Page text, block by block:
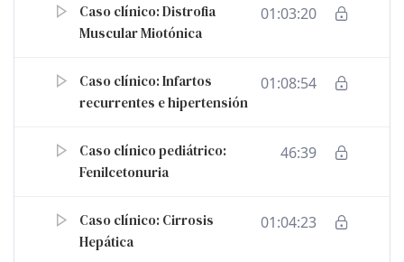
Caso clínico: Distrofia
Muscular Miotónica
01:03:20
Caso clínico: Infartos
recurrentes e hipertensión
01:08:54
Caso clínico pediátrico:
Fenilcetonuria
46:39
Caso clínico: Cirrosis
Hepática
01:04:23